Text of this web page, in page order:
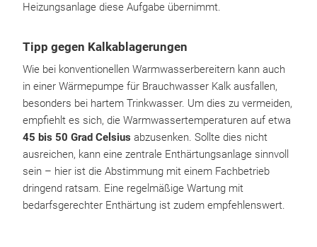
Heizungsanlage diese Aufgabe übernimmt.
Tipp gegen Kalkablagerungen
Wie bei konventionellen Warmwasserbereitern kann auch
in einer Wärmepumpe für Brauchwasser Kalk ausfallen,
besonders bei hartem Trinkwasser. Um dies zu vermeiden,
empfiehlt es sich, die Warmwassertemperaturen auf etwa
45 bis 50 Grad Celsius abzusenken. Sollte dies nicht
ausreichen, kann eine zentrale Enthärtungsanlage sinnvoll
sein – hier ist die Abstimmung mit einem Fachbetrieb
dringend ratsam. Eine regelmäßige Wartung mit
bedarfsgerechter Enthärtung ist zudem empfehlenswert.